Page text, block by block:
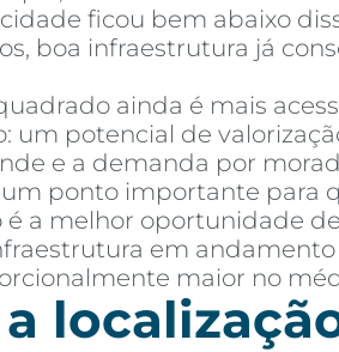
ficou bem abaixo
boa infraestrutura já
ainda é mais
um potencial de
e a demanda por
ponto importante para
a melhor oportunidade
em
maior no